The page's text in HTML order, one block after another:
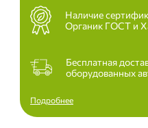
Наличие
Органик ГОСТ и
Бесплатная
оборудованных
Подробнее